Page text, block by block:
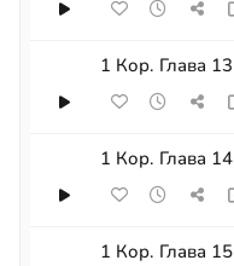
1 Кор. Глава 13
1 Кор. Глава 14
1 Кор. Глава 15